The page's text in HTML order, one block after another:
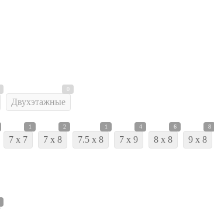
Двухэтажные
7 x 7
1
7 x 8
2
7.5 x 8
1
7 x 9
4
8 x 8
6
9 x 8
8